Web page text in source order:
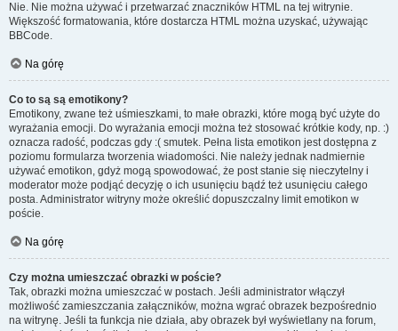
Nie. Nie można używać i przetwarzać znaczników HTML na tej witrynie.
Większość formatowania, które dostarcza HTML można uzyskać, używając
BBCode.
Na górę
Co to są są emotikony?
Emotikony, zwane też uśmieszkami, to małe obrazki, które mogą być użyte do
wyrażania emocji. Do wyrażania emocji można też stosować krótkie kody, np. :)
oznacza radość, podczas gdy :( smutek. Pełna lista emotikon jest dostępna z
poziomu formularza tworzenia wiadomości. Nie należy jednak nadmiernie
używać emotikon, gdyż mogą spowodować, że post stanie się nieczytelny i
moderator może podjąć decyzję o ich usunięciu bądź też usunięciu całego
posta. Administrator witryny może określić dopuszczalny limit emotikon w
poście.
Na górę
Czy można umieszczać obrazki w poście?
Tak, obrazki można umieszczać w postach. Jeśli administrator włączył
możliwość zamieszczania załączników, można wgrać obrazek bezpośrednio
na witrynę. Jeśli ta funkcja nie działa, aby obrazek był wyświetlany na forum,